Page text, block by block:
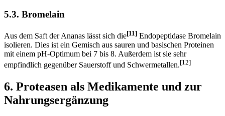
5.3. Bromelain
Aus dem Saft der Ananas lässt sich die[11] Endopeptidase Bromelain
isolieren. Dies ist ein Gemisch aus sauren und basischen Proteinen
mit einem pH-Optimum bei 7 bis 8. Außerdem ist sie sehr
empfindlich gegenüber Sauerstoff und Schwermetallen.[12]
6. Proteasen als Medikamente und zur
Nahrungsergänzung